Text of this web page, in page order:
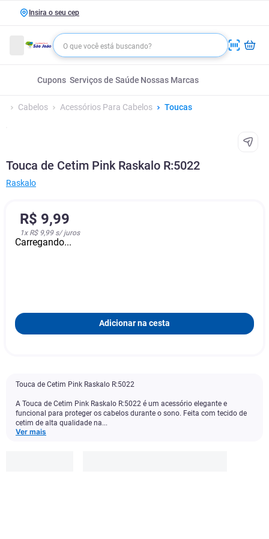
Insira o seu cep
Cupons Serviços de Saúde Nossas Marcas
Cabelos Acessórios Para Cabelos Toucas
Touca de Cetim Pink Raskalo R:5022
Raskalo
R$ 9,99
1x R$ 9,99s/ juros
Carregando...
Adicionar na cesta
Touca de Cetim Pink Raskalo R:5022
A Touca de Cetim Pink Raskalo R:5022 é um acessório elegante e
funcional para proteger os cabelos durante o sono. Feita com tecido de
cetim de alta qualidade na...
Ver mais